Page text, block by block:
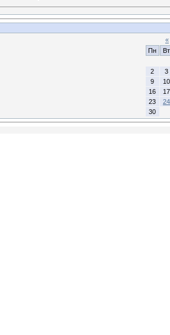
«
Пн
Вт
2
3
9
10
16
17
23
24
30